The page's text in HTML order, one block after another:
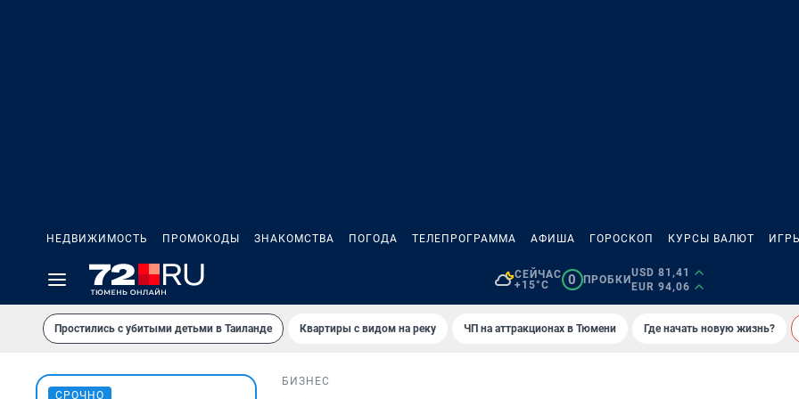
НЕДВИЖИМОСТЬ ПРОМОКОДЫ ЗНАКОМСТВА ПОГОДА ТЕЛЕПРОГРАММА АФИША ГОРОСКОП КУРСЫ ВАЛЮТ ИГРЫ
СЕЙЧАС
+15°C
0 ПРОБКИ
USD 81,41
EUR 94,06
Простились с убитыми детьми в Таиланде Квартиры с видом на реку ЧП на аттракционах в Тюмени Где начать новую жизнь?
СРОЧНО
БИЗНЕС